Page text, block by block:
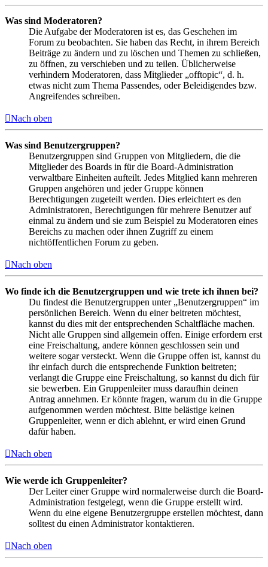
Was sind Moderatoren?
Die Aufgabe der Moderatoren ist es, das Geschehen im
Forum zu beobachten. Sie haben das Recht, in ihrem Bereich
Beiträge zu ändern und zu löschen und Themen zu schließen,
zu öffnen, zu verschieben und zu teilen. Üblicherweise
verhindern Moderatoren, dass Mitglieder „offtopic“, d. h.
etwas nicht zum Thema Passendes, oder Beleidigendes bzw.
Angreifendes schreiben.
Nach oben
Was sind Benutzergruppen?
Benutzergruppen sind Gruppen von Mitgliedern, die die
Mitglieder des Boards in für die Board-Administration
verwaltbare Einheiten aufteilt. Jedes Mitglied kann mehreren
Gruppen angehören und jeder Gruppe können
Berechtigungen zugeteilt werden. Dies erleichtert es den
Administratoren, Berechtigungen für mehrere Benutzer auf
einmal zu ändern und sie zum Beispiel zu Moderatoren eines
Bereichs zu machen oder ihnen Zugriff zu einem
nichtöffentlichen Forum zu geben.
Nach oben
Wo finde ich die Benutzergruppen und wie trete ich ihnen bei?
Du findest die Benutzergruppen unter „Benutzergruppen“ im
persönlichen Bereich. Wenn du einer beitreten möchtest,
kannst du dies mit der entsprechenden Schaltfläche machen.
Nicht alle Gruppen sind allgemein offen. Einige erfordern erst
eine Freischaltung, andere können geschlossen sein und
weitere sogar versteckt. Wenn die Gruppe offen ist, kannst du
ihr einfach durch die entsprechende Funktion beitreten;
verlangt die Gruppe eine Freischaltung, so kannst du dich für
sie bewerben. Ein Gruppenleiter muss daraufhin deinen
Antrag annehmen. Er könnte fragen, warum du in die Gruppe
aufgenommen werden möchtest. Bitte belästige keinen
Gruppenleiter, wenn er dich ablehnt, er wird einen Grund
dafür haben.
Nach oben
Wie werde ich Gruppenleiter?
Der Leiter einer Gruppe wird normalerweise durch die Board-
Administration festgelegt, wenn die Gruppe erstellt wird.
Wenn du eine eigene Benutzergruppe erstellen möchtest, dann
solltest du einen Administrator kontaktieren.
Nach oben